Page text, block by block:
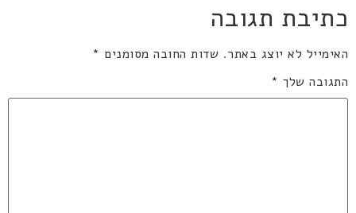
כתיבת תגובה
האימייל לא יוצג באתר. שדות החובה מסומנים *
התגובה שלך *